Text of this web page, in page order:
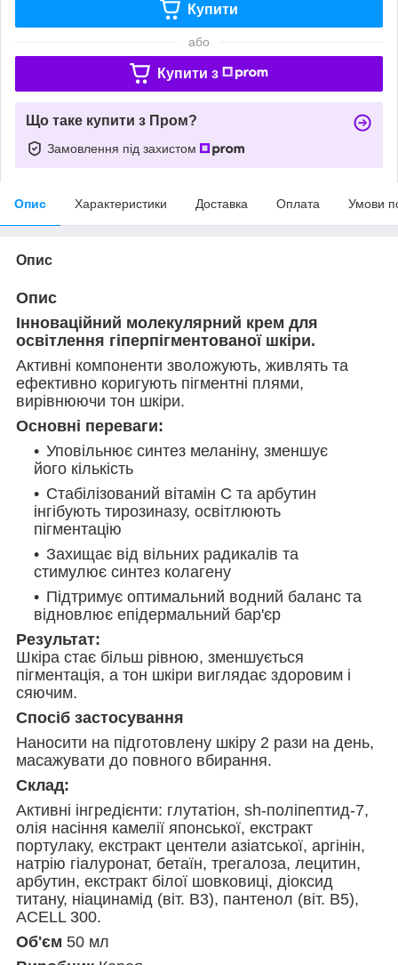
Купити
або
Купити з
Що таке купити з Пром?
Замовлення під захистом
Опис Характеристики Доставка Оплата Умови
Опис
Опис
Інноваційний молекулярний крем для
освітлення гіперпігментованої шкіри.
Активні компоненти зволожують, живлять та
ефективно коригують пігментні плями,
вирівнюючи тон шкіри.
Основні переваги:
Уповільнює синтез меланіну, зменшує
його кількість
Стабілізований вітамін С та арбутин
інгібують тирозиназу, освітлюють
пігментацію
Захищає від вільних радикалів та
стимулює синтез колагену
Підтримує оптимальний водний баланс та
відновлює епідермальний бар'єр
Результат:
Шкіра стає більш рівною, зменшується
пігментація, а тон шкіри виглядає здоровим і
сяючим.
Спосіб застосування
Наносити на підготовлену шкіру 2 рази на день,
масажувати до повного вбирання.
Склад:
Активні інгредієнти: глутатіон, sh-поліпептид-7,
олія насіння камелії японської, екстракт
портулаку, екстракт центели азіатської, аргінін,
натрію гіалуронат, бетаїн, трегалоза, лецитин,
арбутин, екстракт білої шовковиці, діоксид
титану, ніацинамід (віт. В3), пантенол (віт. В5),
ACELL 300.
Об'єм 50 мл